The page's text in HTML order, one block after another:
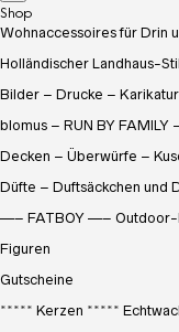
Shop
Wohnaccessoires für Drin
Holländischer Landhaus-Stil
Bilder – Drucke –
blomus – RUN BY FAMILY
Decken – Überwürfe –
Düfte – Duftsäckchen und
—– FATBOY —– Outdoor-
Figuren
Gutscheine
***** Kerzen *****